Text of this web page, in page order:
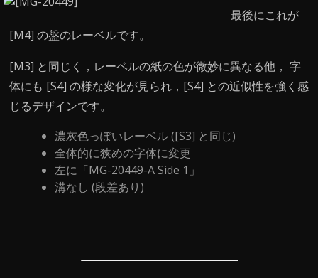
最後にこれが
[M4] の盤のレーベルです。
[M3] と同じく，レーベルの紙の色が微妙に異なる他， 字
体にも [S4] の様な変化が見られ，[S4] との近似性を強く感
じるデザインです。
濃灰色っぽいレーベル ([S3] と同じ)
全体的に狭めの字体に変更
左に「MG-20449-A Side 1」
溝なし (段差あり)